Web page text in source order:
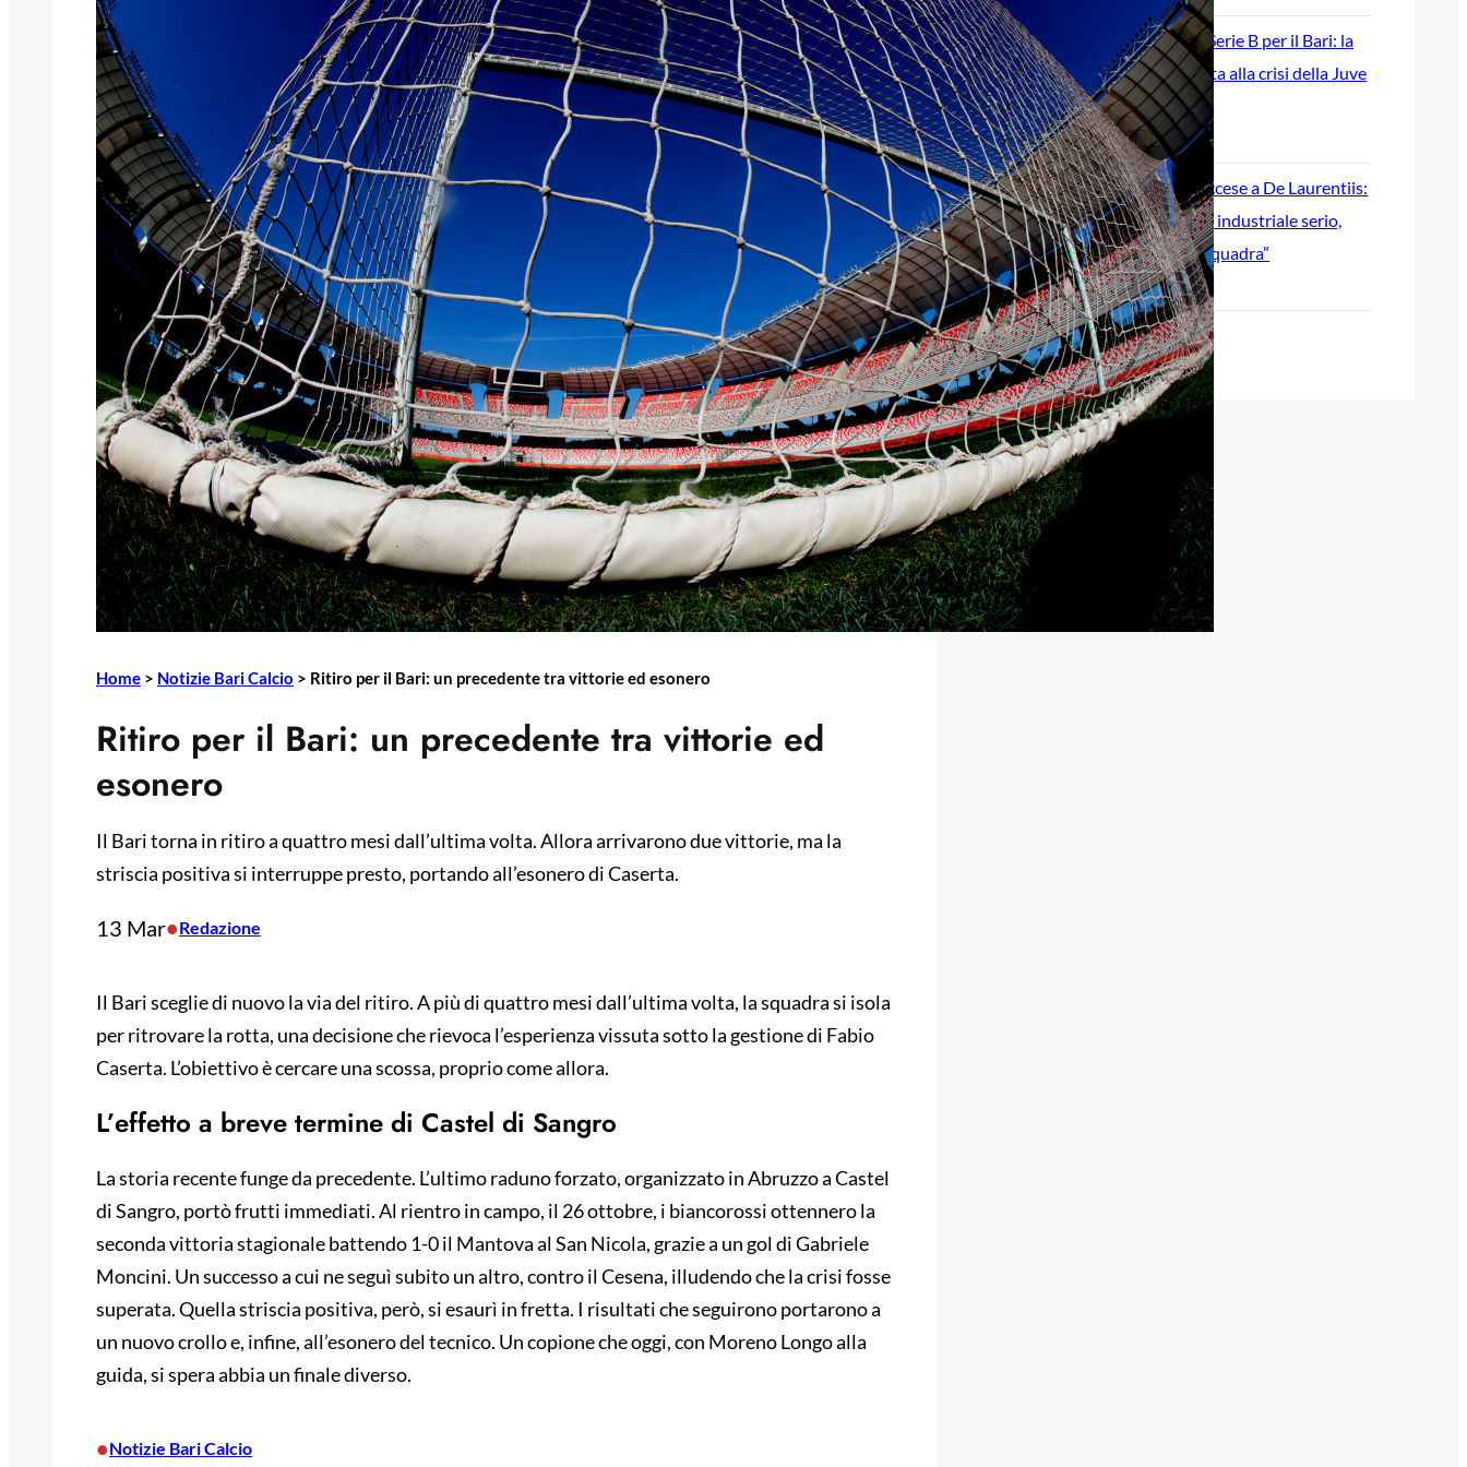
Home > Notizie Bari Calcio > Ritiro per il Bari: un precedente tra vittorie ed esonero
Ritiro per il Bari: un precedente tra vittorie ed
esonero
Il Bari torna in ritiro a quattro mesi dall’ultima volta. Allora arrivarono due vittorie, ma la
striscia positiva si interruppe presto, portando all’esonero di Caserta.
13 Mar•Redazione
Il Bari sceglie di nuovo la via del ritiro. A più di quattro mesi dall’ultima volta, la squadra si isola
per ritrovare la rotta, una decisione che rievoca l’esperienza vissuta sotto la gestione di Fabio
Caserta. L’obiettivo è cercare una scossa, proprio come allora.
L’effetto a breve termine di Castel di Sangro
La storia recente funge da precedente. L’ultimo raduno forzato, organizzato in Abruzzo a Castel
di Sangro, portò frutti immediati. Al rientro in campo, il 26 ottobre, i biancorossi ottennero la
seconda vittoria stagionale battendo 1-0 il Mantova al San Nicola, grazie a un gol di Gabriele
Moncini. Un successo a cui ne seguì subito un altro, contro il Cesena, illudendo che la crisi fosse
superata. Quella striscia positiva, però, si esaurì in fretta. I risultati che seguirono portarono a
un nuovo crollo e, infine, all’esonero del tecnico. Un copione che oggi, con Moreno Longo alla
guida, si spera abbia un finale diverso.
•Notizie Bari Calcio
Ripescaggio in Serie B per il Bari: la
speranza è legata alla crisi della Juve
Stabia
28 Maggio 2026
Futuro Bari, Leccese a De Laurentiis:
“Serve un piano industriale serio,
non siamo una seconda squadra”
27 Maggio 2026